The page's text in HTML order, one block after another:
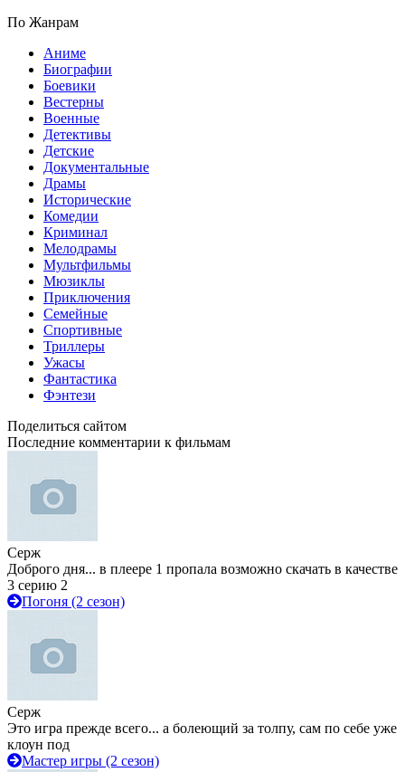
По Жанрам
Аниме
Биографии
Боевики
Вестерны
Военные
Детективы
Детские
Документальные
Драмы
Исторические
Комедии
Криминал
Мелодрамы
Мультфильмы
Мюзиклы
Приключения
Семейные
Спортивные
Триллеры
Ужасы
Фантастика
Фэнтези
Поделиться сайтом
Последние комментарии к фильмам
Серж
Доброго дня... в плеере 1 пропала возможно скачать в качестве
3 серию 2
Погоня (2 сезон)
Серж
Это игра прежде всего... а болеющий за толпу, сам по себе уже
клоун под
Мастер игры (2 сезон)